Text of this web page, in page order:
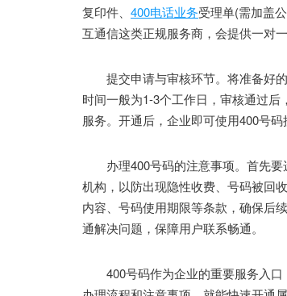
复印件、 400电话业务受理单(需加盖
互通信这类正规服务商，会提供一对
提交申请与审核环节。将准备好的
时间一般为1-3个工作日，审核通过
服务。开通后，企业即可使用400号
办理400号码的注意事项。首先要
机构，以防出现隐性收费、号码被回
内容、号码使用期限等条款，确保后
通解决问题，保障用户联系畅通。
400号码作为企业的重要服务入口